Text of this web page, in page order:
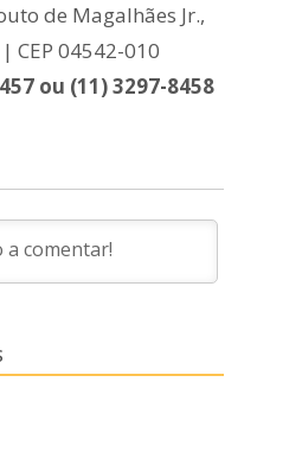
de Magalhães Jr.,
CEP 04542-010
ou (11) 3297-8458